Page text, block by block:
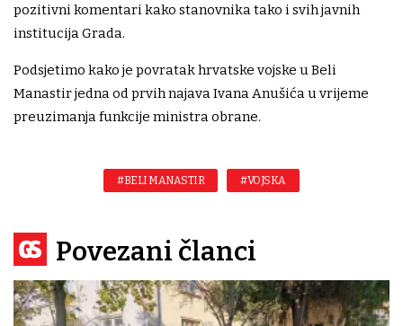
pozitivni komentari kako stanovnika tako i svih javnih
institucija Grada.
Podsjetimo kako je povratak hrvatske vojske u Beli
Manastir jedna od prvih najava Ivana Anušića u vrijeme
preuzimanja funkcije ministra obrane.
#BELI MANASTIR #VOJSKA
Povezani članci